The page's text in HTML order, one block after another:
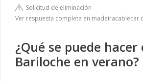
Solicitud de eliminación
Ver respuesta completa en
¿Qué se puede hacer
Bariloche en verano?